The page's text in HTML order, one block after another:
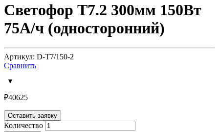
Светофор Т7.2 300мм 150Вт
75А/ч (односторонний)
Артикул: D-T7/150-2
Сравнить
₽40625
Оставить заявку
Количество